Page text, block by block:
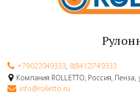
+79022049333, 8(8412)749333
Компания ROLLETTO, Россия, Пенза,
info@rolletto.ru